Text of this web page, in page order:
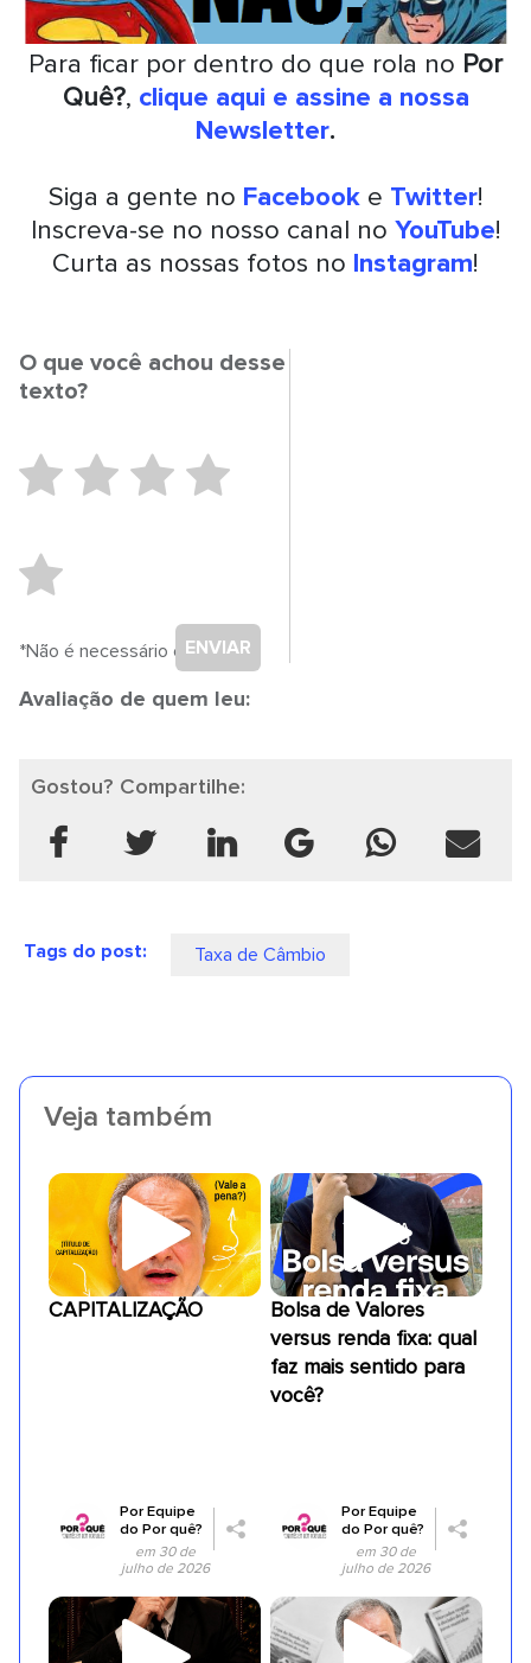
Para ficar por dentro do que rola no Por
Quê?, clique aqui e assine a nossa
Newsletter.
Siga a gente no Facebooke Twitter!
Inscreva-se no nosso canal no YouTube!
Curta as nossas fotos no Instagram!
O que você achou desse
texto?
ENVIAR
*Não é necessário cadastro.
Avaliação de quem leu:
Gostou? Compartilhe:
Tags do post: Taxa de Câmbio
Veja também
CAPITALIZAÇÃO
PorEquipe
do Por quê?
em 30 de
julho de 2026
Bolsa de Valores
versus renda fixa: qual
faz mais sentido para
você?
PorEquipe
do Por quê?
em 30 de
julho de 2026